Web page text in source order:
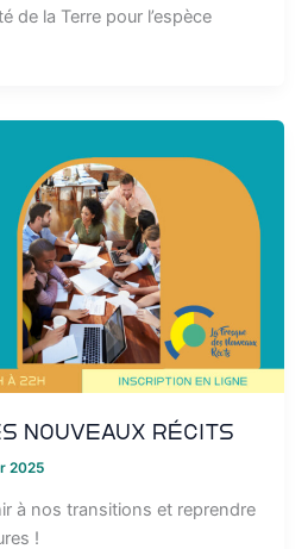
de la Terre pour l’espèce
Nouveaux Récits
2025
à nos transitions et reprendre
!